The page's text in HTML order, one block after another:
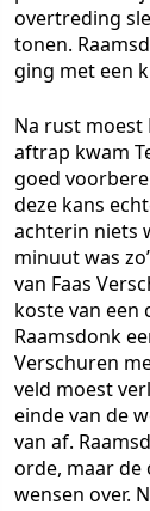
overtreding
tonen.
ging met een
Na rust moest
aftrap kwam
goed
deze kans
achterin niets
minuut was
van Faas
koste van een
Raamsdonk
Verschuren
veld moest
einde van de
van af.
orde, maar de
wensen over.